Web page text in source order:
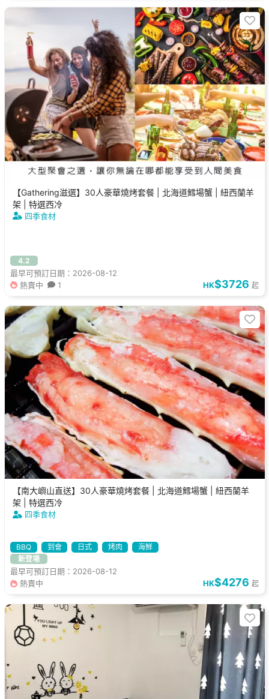
【Gathering滋選】30人豪華燒烤套餐 | 北海道鱈場蟹 | 紐西蘭羊
架 | 特選西冷
四季食材
4.2
最早可預訂日期：2026-08-12
熱賣中
1 HK$3726 起
【南大嶼山直送】30人豪華燒烤套餐 | 北海道鱈場蟹 | 紐西蘭羊
架 | 特選西冷
四季食材
BBQ 到會 日式 烤肉
海鮮
新登場
最早可預訂日期：2026-08-12
熱賣中
HK$4276 起